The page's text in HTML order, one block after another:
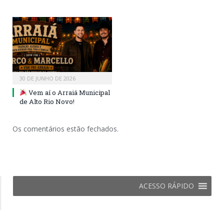
30 DE JUNHO DE 2026
Vem aí o Arraiá Municipal
de Alto Rio Novo!
Os comentários estão fechados.
ACESSO RÁPIDO